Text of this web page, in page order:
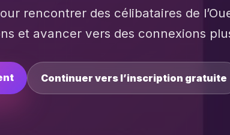
rencontrer des célibataires de
et avancer vers des connexions
Continuer vers l’inscription gratuite